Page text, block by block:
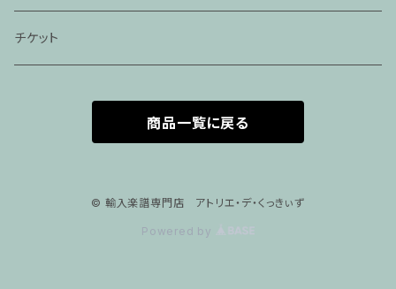
家族割プラン
家族割適用プラン2
声楽ピアノ４５分レッスン
ヴァイオリンピアノ６０分レッスン
アパレル
チケット
商品一覧に戻る
© 輸入楽譜専門店 アトリエ・デ・くっきぃず
Powered by